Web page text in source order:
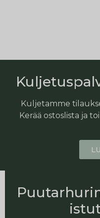
Kuljetamme
Kerää ostoslista ja